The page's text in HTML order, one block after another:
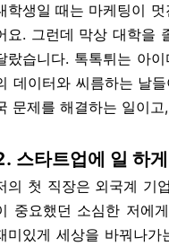
학생일 때는 마케팅이
요. 그런데 막상 대학을
랐습니다. 톡톡튀는 아
데이터와 씨름하는 날
문제를 해결하는 일이
스타트업에 일 하
의 첫 직장은 외국계 기
중요했던 소심한 저에
미있게 세상을 바꿔나가